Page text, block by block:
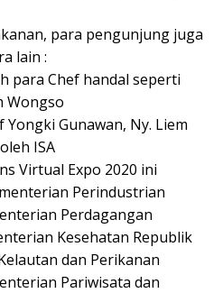
para pengunjung juga
lain :
para Chef handal seperti
Wongso
Gunawan, Ny. Liem
ISA
Virtual Expo 2020 ini
Perindustrian
Perdagangan
Kesehatan Republik
dan Perikanan
Pariwisata dan